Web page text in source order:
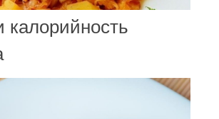
калорийность